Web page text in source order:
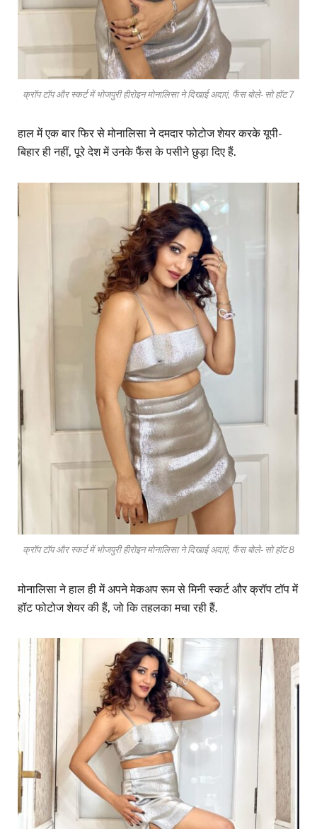
क्रॉप टॉप और स्कर्ट में भोजपुरी हीरोइन मोनालिसा ने दिखाई अदाएं, फैंस बोले- सो हॉट 7
हाल में एक बार फिर से मोनालिसा ने दमदार फोटोज शेयर करके यूपी-
बिहार ही नहीं, पूरे देश में उनके फैंस के पसीने छुड़ा दिए हैं.
क्रॉप टॉप और स्कर्ट में भोजपुरी हीरोइन मोनालिसा ने दिखाई अदाएं, फैंस बोले- सो हॉट 8
मोनालिसा ने हाल ही में अपने मेकअप रूम से मिनी स्कर्ट और क्रॉप टॉप में
हॉट फोटोज शेयर की हैं, जो कि तहलका मचा रही हैं.